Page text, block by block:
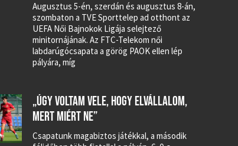
Augusztus 5-én, szerdán és augusztus 8-án,
szombaton a TVE Sporttelep ad otthont az
UEFA Női Bajnokok Ligája selejtező
minitornájának. Az FTC-Telekom női
labdarúgócsapata a görög PAOK ellen lép
pályára, míg
„ÚGY VOLTAM VELE, HOGY ELVÁLLALOM,
MERT MIÉRT NE”
Csapatunk magabiztos játékkal, a második